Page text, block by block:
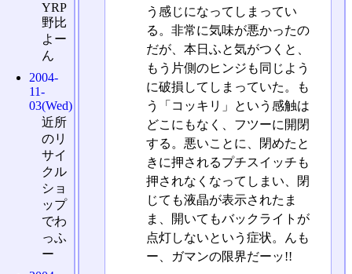
う感じになってしまってい
る。非常に気味が悪かったの
だが、本日ふと気がつくと、
もう片側のヒンジも同じよう
に破損してしまっていた。も
う「コッキリ」という感触は
どこにもなく、フツーに開閉
する。悪いことに、閉めたと
きに押されるプチスイッチも
押されなくなってしまい、閉
じても液晶が表示されたま
ま、開いてもバックライトが
点灯しないという症状。んも
ー、ガマンの限界だーッ!!
YRP
野比
よー
ん
2004-
11-
03(Wed)
近所
のリ
サイ
クル
ショ
ップ
でわ
っふ
ー